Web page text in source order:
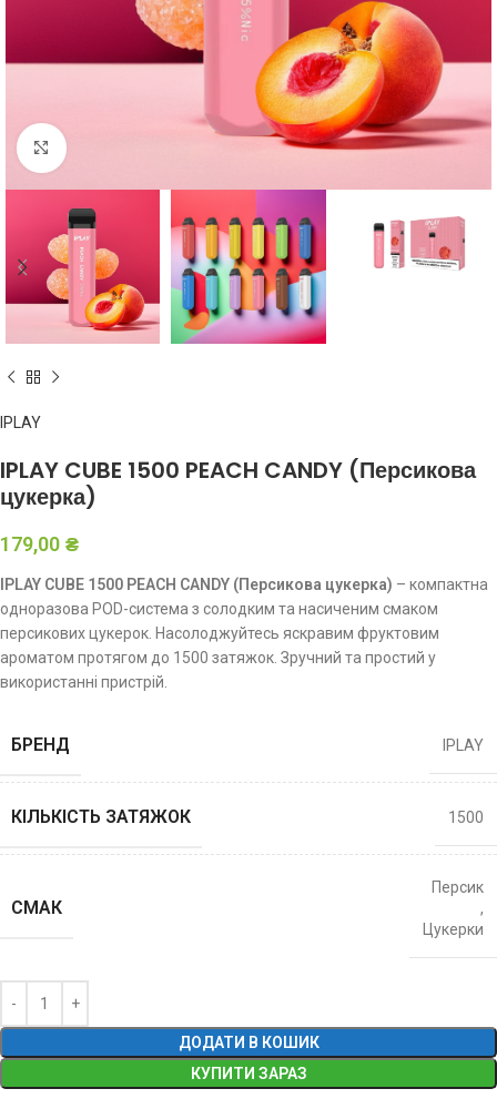
Клацніть, щоб збільшити
IPLAY
IPLAY CUBE 1500 PEACH CANDY (Персикова
цукерка)
179,00 ₴
IPLAY CUBE 1500 PEACH CANDY (Персикова цукерка) – компактна
одноразова POD-система з солодким та насиченим смаком
персикових цукерок. Насолоджуйтесь яскравим фруктовим
ароматом протягом до 1500 затяжок. Зручний та простий у
використанні пристрій.
БРЕНД IPLAY
КІЛЬКІСТЬ ЗАТЯЖОК 1500
СМАК
Персик
,
Цукерки
ДОДАТИ В КОШИК
КУПИТИ ЗАРАЗ